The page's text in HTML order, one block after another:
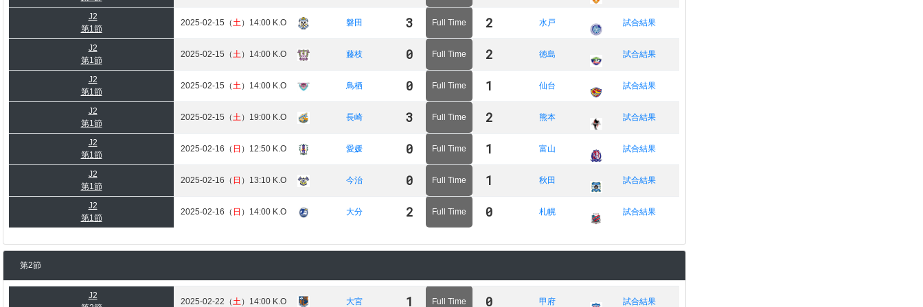
J2
第1節
2025-02-15（土）14:00 K.O 磐田 3 Full Time 2 水戸 試合結果
J2
第1節
2025-02-15（土）14:00 K.O 藤枝 0 Full Time 2 徳島 試合結果
J2
第1節
2025-02-15（土）14:00 K.O 鳥栖 0 Full Time 1 仙台 試合結果
J2
第1節
2025-02-15（土）19:00 K.O 長崎 3 Full Time 2 熊本 試合結果
J2
第1節
2025-02-16（ 日 ）12:50 K.O 愛媛 0 Full Time 1 富山 試合結果
J2
第1節
2025-02-16（ 日 ）13:10 K.O 今治 0 Full Time 1 秋田 試合結果
J2
第1節
2025-02-16（ 日 ）14:00 K.O 大分 2 Full Time 0 札幌 試合結果
第2節
J2
2025-02-22（土）14:00 K.O 大宮 1 Full Time 0 甲府 試合結果